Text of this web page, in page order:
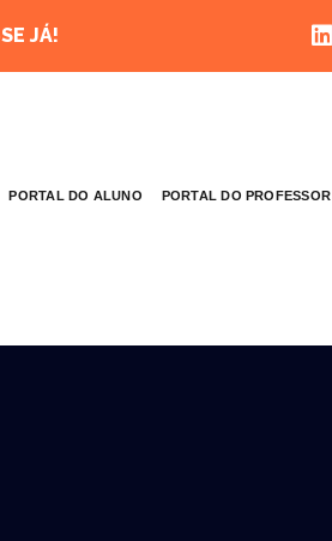
JÁ!
PORTAL DO ALUNO PORTAL DO PROFESSOR